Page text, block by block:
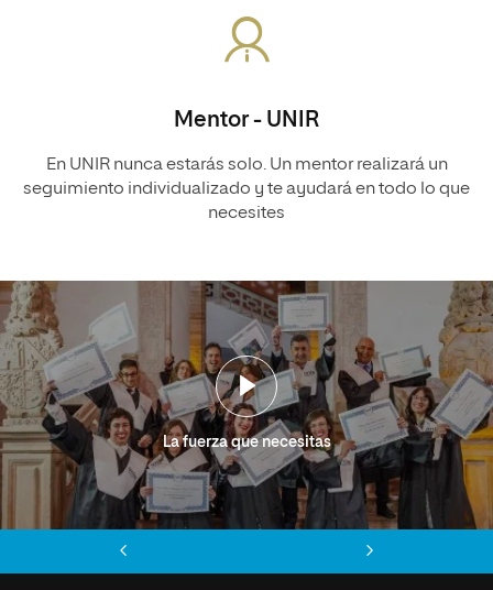
Mentor - UNIR
En UNIR nunca estarás solo. Un mentor realizará un
seguimiento individualizado y te ayudará en todo lo que
necesites
La fuerza que necesitas